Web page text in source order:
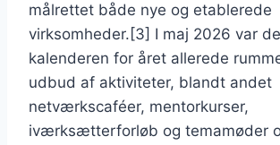
målrettet både nye og etablerede
virksomheder.[3] I maj 2026 var
kalenderen for året allerede
udbud af aktiviteter, blandt andet
netværkscaféer, mentorkurser,
iværksætterforløb og temamøder